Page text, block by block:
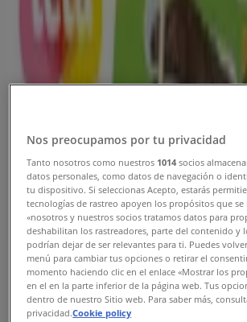
Drogéria a Kozmetika Ponuky —
Nový
Aktuálne ponuky a akcie
Platnosť končí 11. 8.Prievidza
-3 dní
TETA Drogerie
TETA Drogerie katalóg
Nos preocupamos por tu privacidad
Tanto nosotros como nuestros 1014 socios
datos personales, como datos de navegación o
tu dispositivo. Si seleccionas Acepto, estarás
tecnologías de rastreo apoyen los propósitos que se
«nosotros y nuestros socios tratamos datos para
deshabilitan los rastreadores, parte del contenido y
podrían dejar de ser relevantes para ti. Puedes
menú para cambiar tus opciones o retirar el
momento haciendo clic en el enlace «Mostrar los
en el en la parte inferior de la página web. Tus
dentro de nuestro Sitio web. Para saber más,
privacidad.Cookie policy